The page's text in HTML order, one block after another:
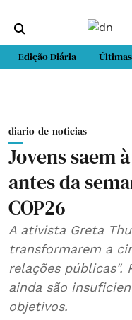
Edição Diária Últimas
diario-de-noticias
Jovens saem
antes da
COP26
A ativista Greta
transformarem a
relações públicas".
ainda são
objetivos.